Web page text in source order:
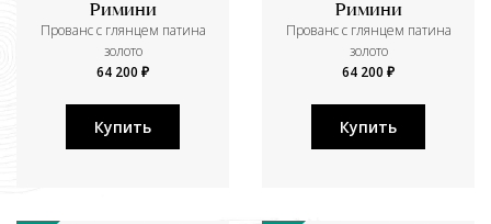
Римини
Прованс с глянцем патина
золото
64 200 ₽
Купить
Римини
Прованс с глянцем патина
золото
64 200 ₽
Купить